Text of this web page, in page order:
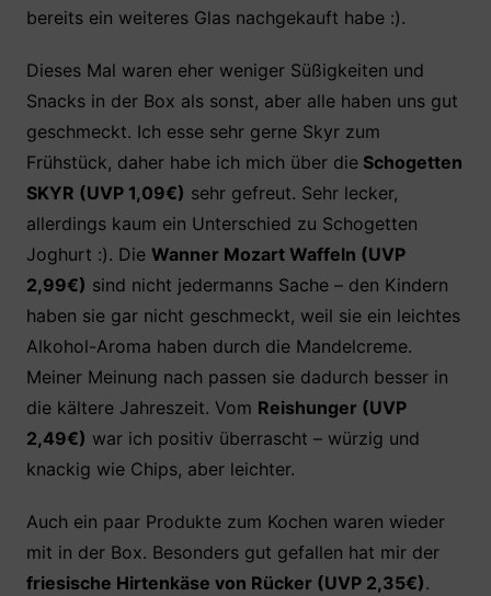
bereits ein weiteres Glas nachgekauft habe :).
Dieses Mal waren eher weniger Süßigkeiten und
Snacks in der Box als sonst, aber alle haben uns gut
geschmeckt. Ich esse sehr gerne Skyr zum
Frühstück, daher habe ich mich über dieSchogetten
SKYR (UVP 1,09€) sehr gefreut. Sehr lecker,
allerdings kaum ein Unterschied zu Schogetten
Joghurt :). Die Wanner Mozart Waffeln (UVP
2,99€) sind nicht jedermanns Sache – den Kindern
haben sie gar nicht geschmeckt, weil sie ein leichtes
Alkohol-Aroma haben durch die Mandelcreme.
Meiner Meinung nach passen sie dadurch besser in
die kältere Jahreszeit. Vom Reishunger (UVP
2,49€) war ich positiv überrascht – würzig und
knackig wie Chips, aber leichter.
Auch ein paar Produkte zum Kochen waren wieder
mit in der Box. Besonders gut gefallen hat mir der
friesische Hirtenkäse von Rücker (UVP 2,35€).